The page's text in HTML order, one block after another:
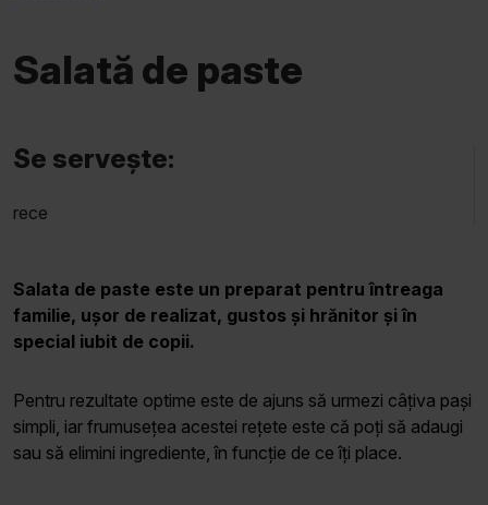
Salată de paste
Se servește:
rece
Salata de paste este un preparat pentru întreaga
familie, ușor de realizat, gustos și hrănitor și în
special iubit de copii.
Pentru rezultate optime este de ajuns să urmezi câțiva pași
simpli, iar frumusețea acestei rețete este că poți să adaugi
sau să elimini ingrediente, în funcție de ce îți place.